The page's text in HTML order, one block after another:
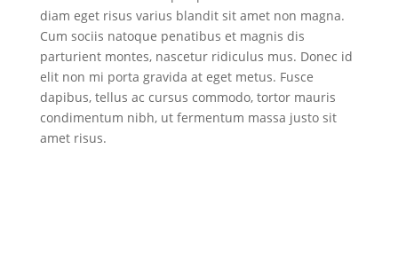
diam eget risus varius blandit sit amet non magna.
Cum sociis natoque penatibus et magnis dis
parturient montes, nascetur ridiculus mus. Donec id
elit non mi porta gravida at eget metus. Fusce
dapibus, tellus ac cursus commodo, tortor mauris
condimentum nibh, ut fermentum massa justo sit
amet risus.